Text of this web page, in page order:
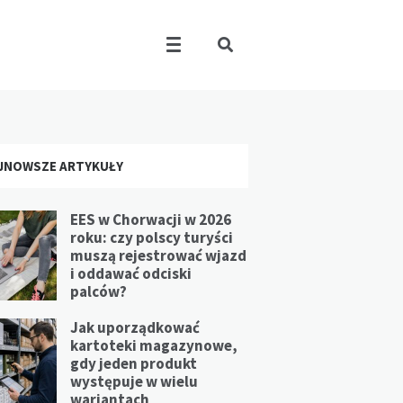
ARTYKUŁY
EES w Chorwacji w 2026
roku: czy polscy turyści
muszą rejestrować wjazd
i oddawać odciski
palców?
Jak uporządkować
kartoteki magazynowe,
gdy jeden produkt
występuje w wielu